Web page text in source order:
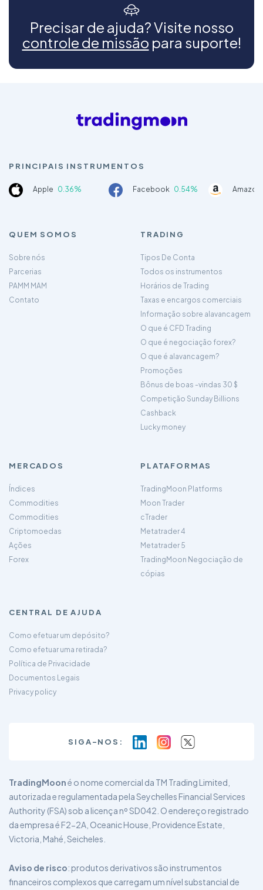
Precisar de ajuda? Visite nosso
controle de missão para suporte!
PRINCIPAIS INSTRUMENTOS
Apple 0.36% Facebook 0.54%
QUEM SOMOS
Sobre nós
Parcerias
PAMM MAM
Contato
TRADING
Tipos De Conta
Todos os instrumentos
Horários de Trading
Taxas e encargos comerciais
Informação sobre alavancagem
O que é CFD Trading
O que é negociação forex?
O que é alavancagem?
Promoções
Bônus de boas -vindas 30 $
Competição Sunday Billions
Cashback
Lucky money
MERCADOS
Índices
Commodities
Commodities
Criptomoedas
Ações
Forex
PLATAFORMAS
TradingMoon Platforms
Moon Trader
cTrader
Metatrader 4
Metatrader 5
TradingMoon Negociação de
cópias
CENTRAL DE AJUDA
Como efetuar um depósito?
Como efetuar uma retirada?
Política de Privacidade
Documentos Legais
Privacy policy
SIGA-NOS:
TradingMooné o nome comercial da TM Trading Limited,
autorizada e regulamentada pela Seychelles Financial Services
Authority (FSA) sob a licença nº SD042. O endereço registrado
da empresa é F2-2A, Oceanic House, Providence Estate,
Victoria, Mahé, Seicheles.
Aviso de risco: produtos derivativos são instrumentos
financeiros complexos que carregam um nível substancial de